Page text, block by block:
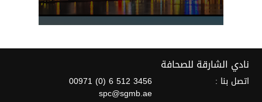
نادي الشارقة للصحافة
اتصل بنا : 00971 (0) 6 512 3456
spc@sgmb.ae